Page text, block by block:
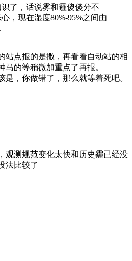
了，话说雾和霾傻傻分不
，现在湿度80%-95%之间由
站点报的是撒，再看看自动站的相
马的等稍微加重点了再报。
是，你做错了，那么就等着死吧。
观测规范变化太快和历史霾已经没
法比较了